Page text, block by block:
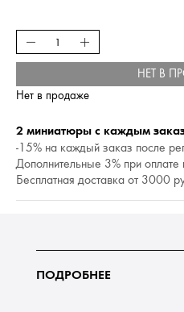
НЕТ В
Нет в продаже
2 миниатюры с каждым
-15% на каждый заказ после
Дополнительные 3% при оплате
Бесплатная доставка от 3000
ПОДРОБНЕЕ